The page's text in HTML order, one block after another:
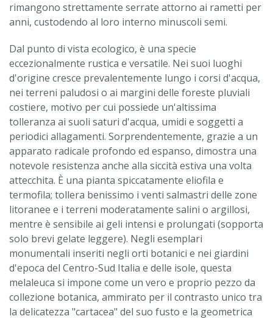
rimangono strettamente serrate attorno ai rametti per
anni, custodendo al loro interno minuscoli semi.
Dal punto di vista ecologico, è una specie
eccezionalmente rustica e versatile. Nei suoi luoghi
d'origine cresce prevalentemente lungo i corsi d'acqua,
nei terreni paludosi o ai margini delle foreste pluviali
costiere, motivo per cui possiede un'altissima
tolleranza ai suoli saturi d'acqua, umidi e soggetti a
periodici allagamenti. Sorprendentemente, grazie a un
apparato radicale profondo ed espanso, dimostra una
notevole resistenza anche alla siccità estiva una volta
attecchita. È una pianta spiccatamente eliofila e
termofila; tollera benissimo i venti salmastri delle zone
litoranee e i terreni moderatamente salini o argillosi,
mentre è sensibile ai geli intensi e prolungati (sopporta
solo brevi gelate leggere). Negli esemplari
monumentali inseriti negli orti botanici e nei giardini
d'epoca del Centro-Sud Italia e delle isole, questa
melaleuca si impone come un vero e proprio pezzo da
collezione botanica, ammirato per il contrasto unico tra
la delicatezza "cartacea" del suo fusto e la geometrica